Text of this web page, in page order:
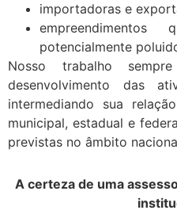
importadoras e
empreendimentos
potencialmente
Nosso trabalho
desenvolvimento das
intermediando sua
municipal, estadual e
previstas no âmbito
A certeza de uma